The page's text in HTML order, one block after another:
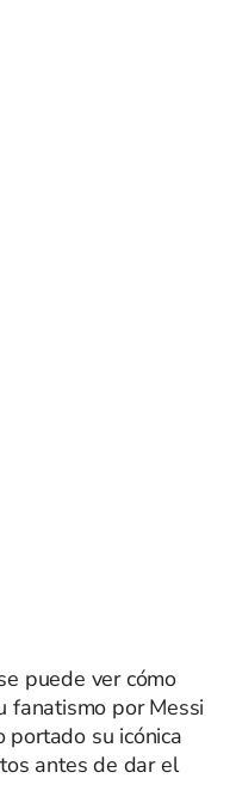
puede ver cómo
fanatismo por Messi
portado su icónica
antes de dar el